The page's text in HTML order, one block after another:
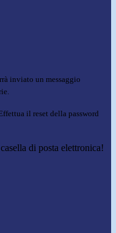
inviato un messaggio
il reset della password
di posta elettronica!